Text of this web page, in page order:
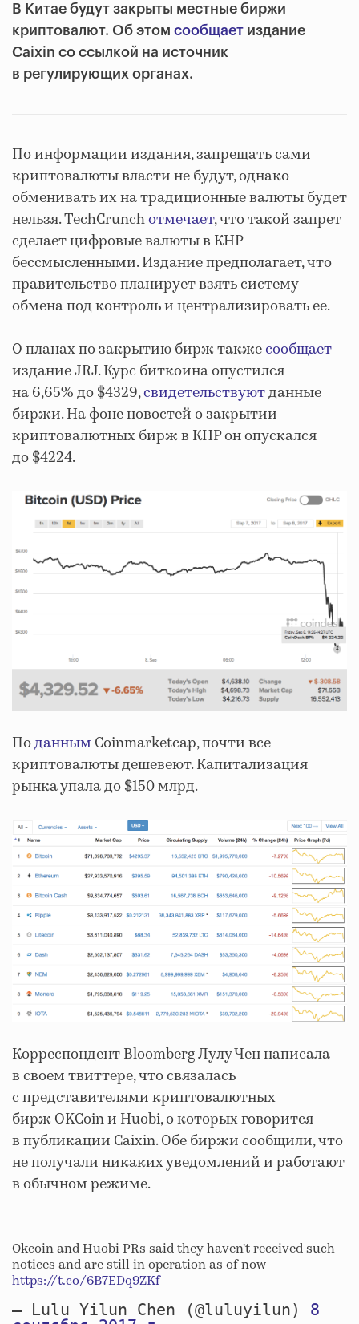
В Китае будут закрыты местные биржи
криптовалют. Об этом сообщает издание
Caixin со ссылкой на источник
в регулирующих органах.
По информации издания, запрещать сами
криптовалюты власти не будут, однако
обменивать их на традиционные валюты будет
нельзя. TechCrunchотмечает, что такой запрет
сделает цифровые валюты в КНР
бессмысленными. Издание предполагает, что
правительство планирует взять систему
обмена под контроль и централизировать ее.
О планах по закрытию бирж такжесообщает
издание JRJ. Курс биткоина опустился
на 6,65% до $4329,свидетельствуютданные
биржи. На фоне новостей о закрытии
криптовалютных бирж в КНР он опускался
до $4224.
Поданным Coinmarketcap, почти все
криптовалюты дешевеют. Капитализация
рынка упала до $150 млрд.
Корреспондент Bloomberg Лулу Чен написала
в своем твиттере, что связалась
с представителями криптовалютных
бирж OKCoin и Huobi, о которых говорится
в публикации Caixin. Обе биржи сообщили, что
не получали никаких уведомлений и работают
в обычном режиме.
Okcoin and Huobi PRs said they haven't received such
notices and are still in operation as of now
https://t.co/6B7EDq9ZKf
— Lulu Yilun Chen (@luluyilun) 8